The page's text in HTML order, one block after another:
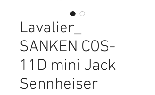
Lavalier_
SANKEN COS-
11D mini Jack
Sennheiser